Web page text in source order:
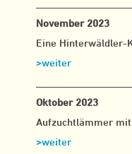
November 2023
Eine Hinterwäldler-
>weiter
Oktober 2023
Aufzuchtlämmer
>weiter